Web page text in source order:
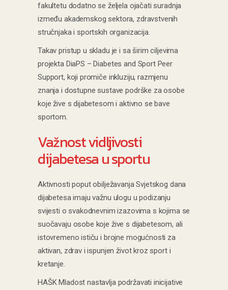
fakultetu dodatno se željela ojačati suradnja
između akademskog sektora, zdravstvenih
stručnjaka i sportskih organizacija.
Takav pristup u skladu je i sa širim ciljevima
projekta DiaPS – Diabetes and Sport Peer
Support, koji promiče inkluziju, razmjenu
znanja i dostupne sustave podrške za osobe
koje žive s dijabetesom i aktivno se bave
sportom.
Važnost vidljivosti
dijabetesa u sportu
Aktivnosti poput obilježavanja Svjetskog dana
dijabetesa imaju važnu ulogu u podizanju
svijesti o svakodnevnim izazovima s kojima se
suočavaju osobe koje žive s dijabetesom, ali
istovremeno ističu i brojne mogućnosti za
aktivan, zdrav i ispunjen život kroz sport i
kretanje.
HAŠK Mladost nastavlja podržavati inicijative